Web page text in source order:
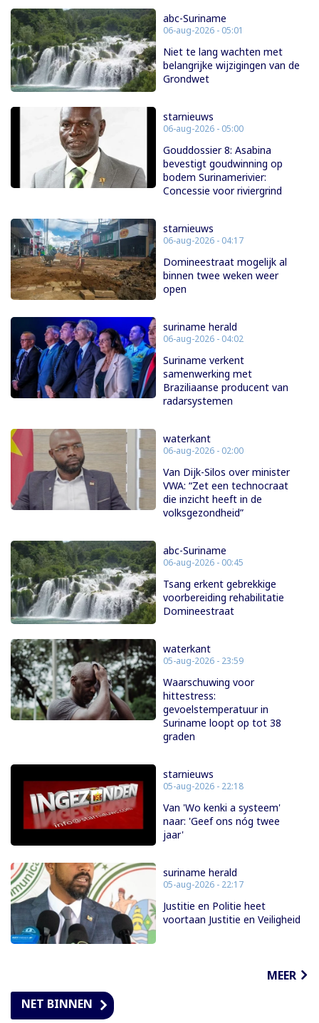
abc-Suriname
06-aug-2026 - 05:01
Niet te lang wachten met
belangrijke wijzigingen van de
Grondwet
starnieuws
06-aug-2026 - 05:00
Gouddossier 8: Asabina
bevestigt goudwinning op
bodem Surinamerivier:
Concessie voor riviergrind
starnieuws
06-aug-2026 - 04:17
Domineestraat mogelijk al
binnen twee weken weer
open
suriname herald
06-aug-2026 - 04:02
Suriname verkent
samenwerking met
Braziliaanse producent van
radarsystemen
waterkant
06-aug-2026 - 02:00
Van Dijk-Silos over minister
VWA: “Zet een technocraat
die inzicht heeft in de
volksgezondheid”
abc-Suriname
06-aug-2026 - 00:45
Tsang erkent gebrekkige
voorbereiding rehabilitatie
Domineestraat
waterkant
05-aug-2026 - 23:59
Waarschuwing voor
hittestress:
gevoelstemperatuur in
Suriname loopt op tot 38
graden
starnieuws
05-aug-2026 - 22:18
Van 'Wo kenki a systeem'
naar: 'Geef ons nóg twee
jaar'
suriname herald
05-aug-2026 - 22:17
Justitie en Politie heet
voortaan Justitie en Veiligheid
MEER
NET BINNEN